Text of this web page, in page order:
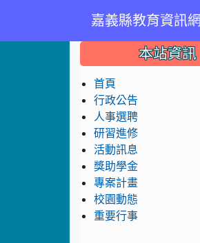
嘉義縣教育資訊網
::: 本站資訊
首頁
行政公告
人事選聘
研習進修
活動訊息
獎助學金
專案計畫
校園動態
重要行事